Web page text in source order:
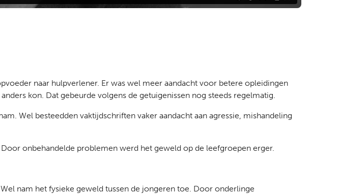
naar hulpverlener. Er was wel meer aandacht voor betere opleidingen
kon. Dat gebeurde volgens de getuigenissen nog steeds regelmatig.
Wel besteedden vaktijdschriften vaker aandacht aan agressie, mishandeling
onbehandelde problemen werd het geweld op de leefgroepen erger.
nam het fysieke geweld tussen de jongeren toe. Door onderlinge